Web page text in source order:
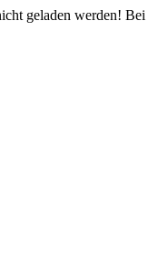
geladen werden!